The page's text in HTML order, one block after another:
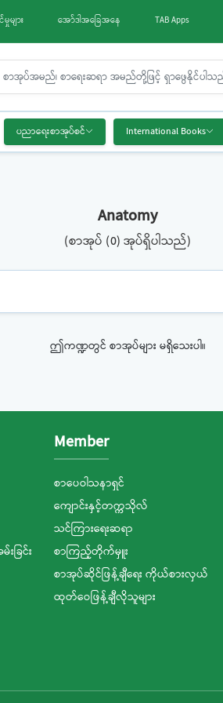
များ အော်ဒါအခြေအနေ TAB Apps
ပညာရေးစာအုပ်စင် International Books
Anatomy
(စာအုပ် (0) အုပ်ရှိပါသည်)
ဤကဏ္ဍတွင် စာအုပ်များ မရှိသေးပါ။
ခြင်း
Member
စာပေဝါသနာရှင်
ကျောင်းနှင့်တက္ကသိုလ်
သင်ကြားရေးဆရာ
စာကြည့်တိုက်မှူး
စာအုပ်ဆိုင်ဖြန့်ချီရေး ကိုယ်စားလှယ်
ထုတ်ဝေဖြန့်ချီလိုသူများ